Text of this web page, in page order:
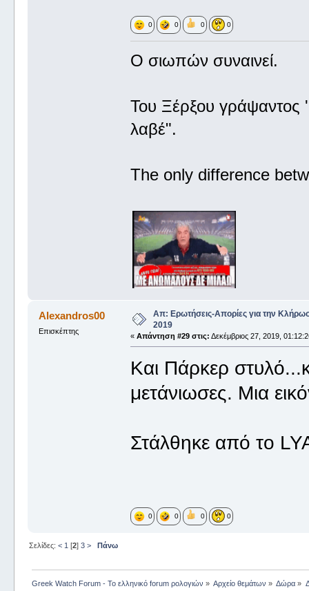
0 0 0 0
Ο σιωπών συναινεί.
Του Ξέρξου
λαβέ".
The only difference
Alexandros00
Επισκέπτης
Απ: Ερωτήσεις-Απορίες για την
2019
«Απάντηση #29 στις: Δεκέμβριος 27, 2019,
Και Πάρκερ
μετάνιωσες. Μια
Στάλθηκε από το
0 0 0 0
Σελίδες: < 1 [2] 3 > Πάνω
Greek Watch Forum - Το ελληνικό forum ρολογιών » Αρχείο θεμάτων » Δώρα »